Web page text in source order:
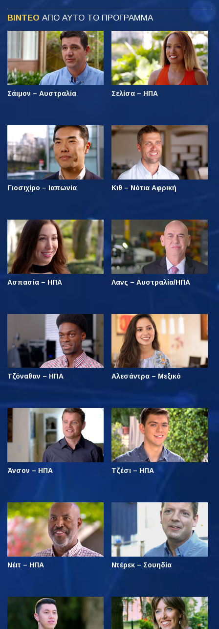
ΒΙΝΤΕΟ ΑΠΟ ΑΥΤΟ ΤΟ ΠΡΟΓΡΑΜΜΑ
Σάιμον – Αυστραλία Σελίσα – ΗΠΑ
Γιοσιχίρο – Ιαπωνία Κιθ – Νότια Αφρική
Ασπασία – ΗΠΑ Λανς – Αυστραλία/ΗΠΑ
Τζόναθαν – ΗΠΑ Αλεσάντρα – Μεξικό
Άνσον – ΗΠΑ Τζέσι – ΗΠΑ
Νέιτ – ΗΠΑ Ντέρεκ – Σουηδία